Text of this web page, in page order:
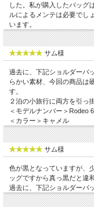
した。私が購入したバッグ
ルによるメンテは必要でし
います。
サム様
過去に、下記ショルダーバ
らかい素材、今回の商品は
す。
２泊の小旅行に両方を引っ
＜モデルナンバー＞Rodeo
＜カラー＞キャメル
サム様
色が黒となっていますが、
ッグですから真っ黒だと違
過去に、下記ショルダーバ